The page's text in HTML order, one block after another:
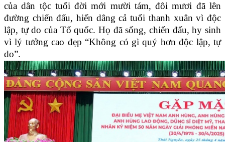
của dân tộc tuổi đời mới mười tám, đôi mươi đã lên
đường chiến đấu, hiến dâng cả tuổi thanh xuân vì độc
lập, tự do của Tổ quốc. Họ đã sống, chiến đấu, hy sinh
vì lý tưởng cao đẹp “Không có gì quý hơn độc lập, tự
do”.